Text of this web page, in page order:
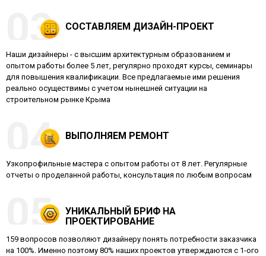
СОСТАВЛЯЕМ ДИЗАЙН-ПРОЕКТ
Наши дизайнеры - с высшим архитектурным образованием и
опытом работы более 5 лет, регулярно проходят курсы, семинары
для повышения квалификации. Все предлагаемые ими решения
реально осуществимы с учетом нынешней ситуации на
строительном рынке Крыма
ВЫПОЛНЯЕМ РЕМОНТ
Узкопрофильные мастера с опытом работы от 8 лет. Регулярные
отчеты о проделанной работы, консультация по любым вопросам
УНИКАЛЬНЫЙ БРИФ НА
ПРОЕКТИРОВАНИЕ
159 вопросов позволяют дизайнеру понять потребности заказчика
на 100%. Именно поэтому 80% наших проектов утверждаются с 1-ого